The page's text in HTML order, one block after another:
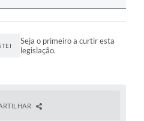
Seja o primeiro a curtir esta
legislação.